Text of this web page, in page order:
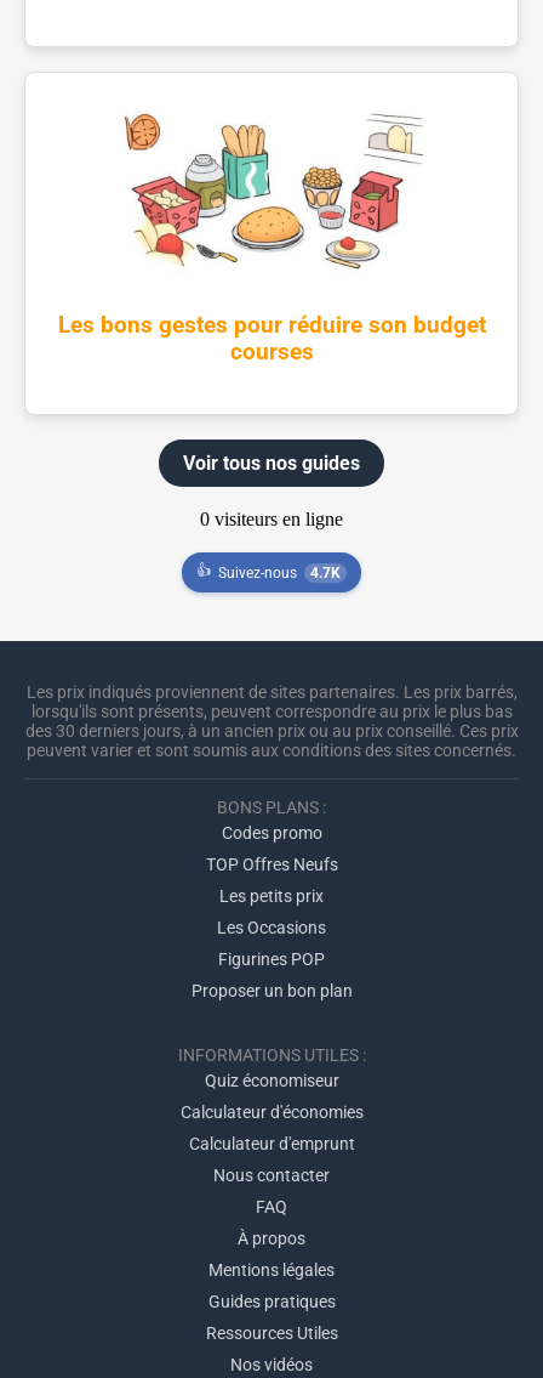
Les bons gestes pour réduire son budget
courses
Voir tous nos guides
👍 Suivez-nous 4.7K
Les prix indiqués proviennent de sites partenaires. Les prix barrés,
lorsqu'ils sont présents, peuvent correspondre au prix le plus bas
des 30 derniers jours, à un ancien prix ou au prix conseillé. Ces prix
peuvent varier et sont soumis aux conditions des sites concernés.
BONS PLANS :
Codes promo
TOP Offres Neufs
Les petits prix
Les Occasions
Figurines POP
Proposer un bon plan
INFORMATIONS UTILES :
Quiz économiseur
Calculateur d'économies
Calculateur d'emprunt
Nous contacter
FAQ
À propos
Mentions légales
Guides pratiques
Ressources Utiles
Nos vidéos